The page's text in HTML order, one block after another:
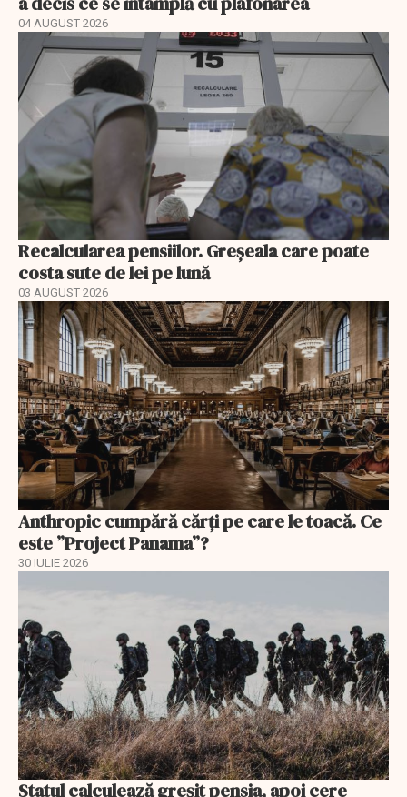
04 AUGUST 2026
Recalcularea pensiilor. Greșeala care poate
costa sute de lei pe lună
03 AUGUST 2026
Anthropic cumpără cărți pe care le toacă. Ce
este ”Project Panama”?
30 IULIE 2026
Statul calculează greșit pensia, apoi cere